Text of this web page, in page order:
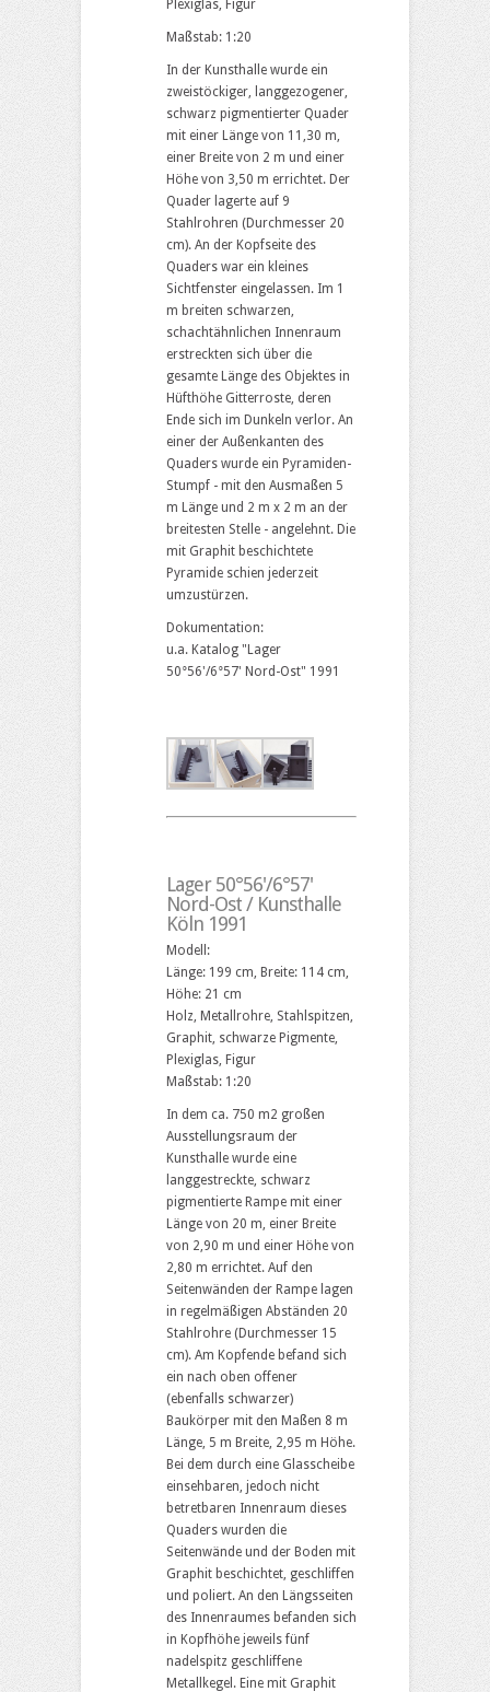
Plexiglas, Figur
Maßstab: 1:20
In der Kunsthalle wurde ein
zweistöckiger, langgezogener,
schwarz pigmentierter Quader
mit einer Länge von 11,30 m,
einer Breite von 2 m und einer
Höhe von 3,50 m errichtet. Der
Quader lagerte auf 9
Stahlrohren (Durchmesser 20
cm). An der Kopfseite des
Quaders war ein kleines
Sichtfenster eingelassen. Im 1
m breiten schwarzen,
schachtähnlichen Innenraum
erstreckten sich über die
gesamte Länge des Objektes in
Hüfthöhe Gitterroste, deren
Ende sich im Dunkeln verlor. An
einer der Außenkanten des
Quaders wurde ein Pyramiden-
Stumpf - mit den Ausmaßen 5
m Länge und 2 m x 2 m an der
breitesten Stelle - angelehnt. Die
mit Graphit beschichtete
Pyramide schien jederzeit
umzustürzen.
Dokumentation:
u.a. Katalog "Lager
50°56'/6°57' Nord-Ost" 1991
Lager 50°56'/6°57'
Nord-Ost / Kunsthalle
Köln 1991
Modell:
Länge: 199 cm, Breite: 114 cm,
Höhe: 21 cm
Holz, Metallrohre, Stahlspitzen,
Graphit, schwarze Pigmente,
Plexiglas, Figur
Maßstab: 1:20
In dem ca. 750 m2 großen
Ausstellungsraum der
Kunsthalle wurde eine
langgestreckte, schwarz
pigmentierte Rampe mit einer
Länge von 20 m, einer Breite
von 2,90 m und einer Höhe von
2,80 m errichtet. Auf den
Seitenwänden der Rampe lagen
in regelmäßigen Abständen 20
Stahlrohre (Durchmesser 15
cm). Am Kopfende befand sich
ein nach oben offener
(ebenfalls schwarzer)
Baukörper mit den Maßen 8 m
Länge, 5 m Breite, 2,95 m Höhe.
Bei dem durch eine Glasscheibe
einsehbaren, jedoch nicht
betretbaren Innenraum dieses
Quaders wurden die
Seitenwände und der Boden mit
Graphit beschichtet, geschliffen
und poliert. An den Längsseiten
des Innenraumes befanden sich
in Kopfhöhe jeweils fünf
nadelspitz geschliffene
Metallkegel. Eine mit Graphit